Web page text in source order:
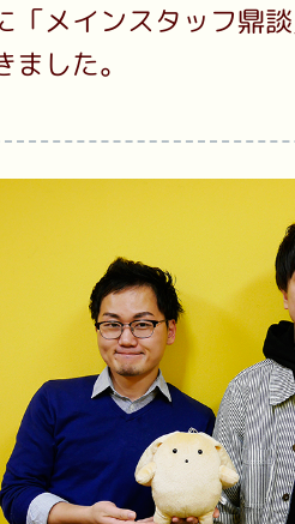
「メインスタッフ鼎
した。